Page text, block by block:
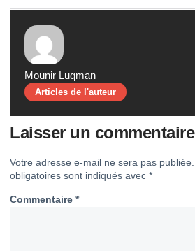
Mounir Luqman
Articles de l'auteur
Laisser un commentaire
Votre adresse e-mail ne sera pas publiée.
obligatoires sont indiqués avec *
Commentaire *